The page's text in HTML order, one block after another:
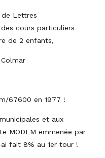
de Lettres
cours particuliers
de 2 enfants,
67600 en 1977 !
et aux
MODEM emmenée par
fait 8% au 1er tour !